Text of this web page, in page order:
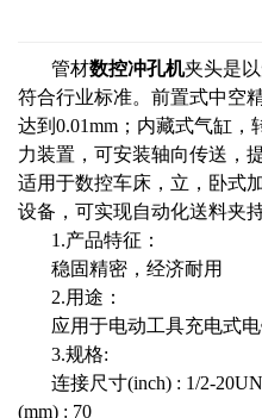
管材数控冲孔机夹头是
符合行业标准。前置式中空
达到0.01mm；内藏式气缸
力装置，可安装轴向传送，
适用于数控车床，立，卧式
设备，可实现自动化送料夹持
1.产品特征：
稳固精密，经济耐用
2.用途：
应用于电动工具充电式
3.规格:
连接尺寸(inch) : 1/2-
(mm) : 70